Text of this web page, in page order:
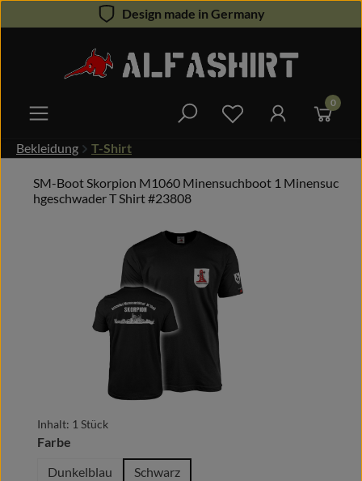
Zum Hauptinhalt springenDesign made in Germany
Du hast 0 0
Bekleidung T-Shirt
SM-Boot Skorpion M1060 Minensuchboot 1 Minensuc
hgeschwader T Shirt #23808
Bildergalerie überspringen
Inhalt: 1 Stück
Farbe
Dunkelblau
Schwarz